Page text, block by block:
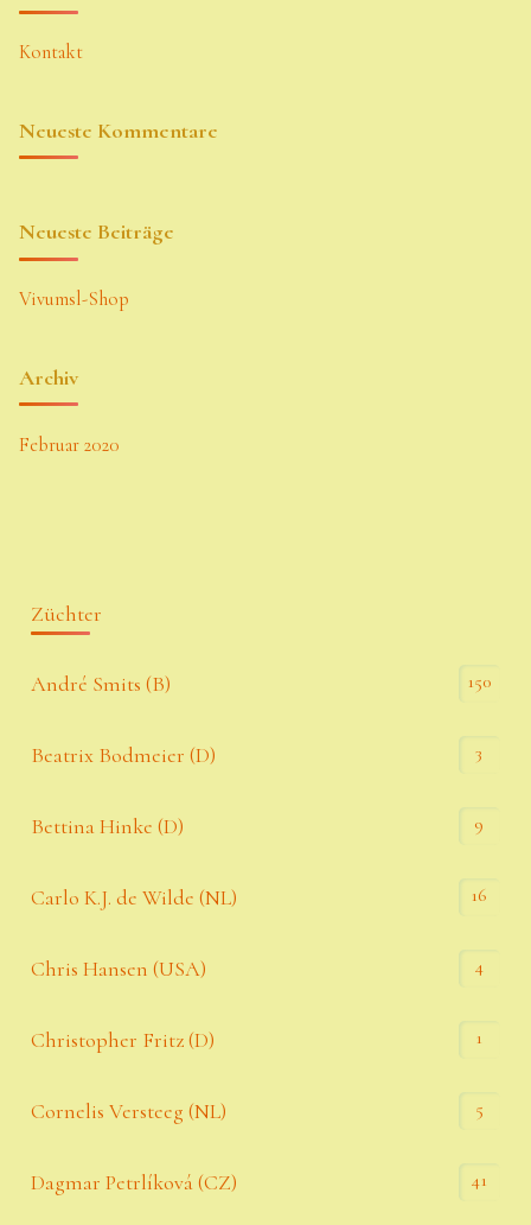
Kontakt
Neueste Kommentare
Neueste Beiträge
Vivumsl-Shop
Archiv
Februar 2020
Züchter
André Smits (B) 150
Beatrix Bodmeier (D) 3
Bettina Hinke (D) 9
Carlo K.J. de Wilde (NL) 16
Chris Hansen (USA) 4
Christopher Fritz (D) 1
Cornelis Versteeg (NL) 5
Dagmar Petrlíková (CZ) 41